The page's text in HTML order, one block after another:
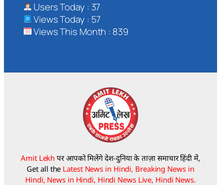
Users Today : 37
Views Today : 57
Views This Month : 839
Amit Lekh पर आपको मिलेंगे देश-दुनिया के ताज़ा समाचार हिंदी में,
Get all the Latest News in Hindi, Breaking News in
Hindi, News in Hindi, Hindi News Live, Hindi News.